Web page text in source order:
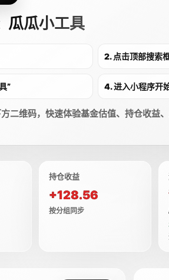
瓜瓜小工具
2. 点击顶部搜索
” 4. 进入小程序开
二维码，快速体验基金估值、持仓收益
持仓收益
+128.56
按分组同步